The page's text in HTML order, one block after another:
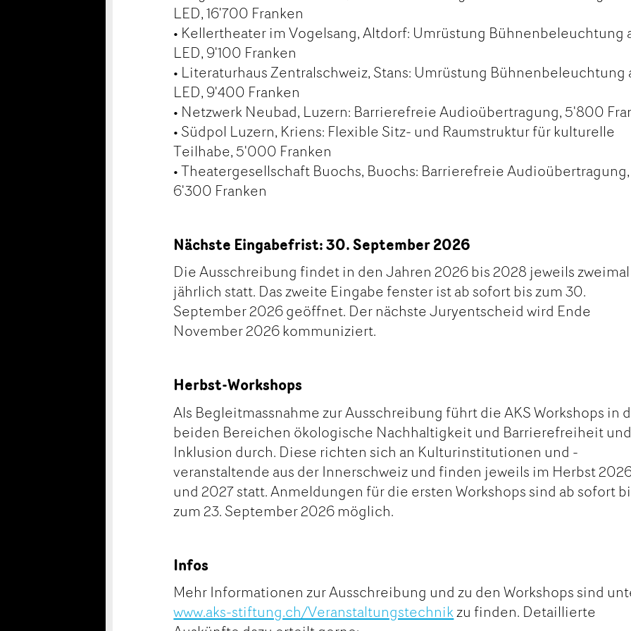
LED, 16'700 Franken
• Kellertheater im Vogelsang, Altdorf: Umrüstung Bühnenbeleuchtung
LED, 9'100 Franken
• Literaturhaus Zentralschweiz, Stans: Umrüstung Bühnenbeleuchtung
LED, 9'400 Franken
• Netzwerk Neubad, Luzern: Barrierefreie Audioübertragung, 5'800
• Südpol Luzern, Kriens: Flexible Sitz- und Raumstruktur für kulturelle
Teilhabe, 5'000 Franken
• Theatergesellschaft Buochs, Buochs: Barrierefreie Audioübertragung,
6'300 Franken
Nächste Eingabefrist: 30. September 2026
Die Ausschreibung findet in den Jahren 2026 bis 2028 jeweils zweimal
jährlich statt. Das zweite Eingabe fenster ist ab sofort bis zum 30.
September 2026 geöffnet. Der nächste Juryentscheid wird Ende
November 2026 kommuniziert.
Herbst-Workshops
Als Begleitmassnahme zur Ausschreibung führt die AKS Workshops in
beiden Bereichen ökologische Nachhaltigkeit und Barrierefreiheit und
Inklusion durch. Diese richten sich an Kulturinstitutionen und -
veranstaltende aus der Innerschweiz und finden jeweils im Herbst
und 2027 statt. Anmeldungen für die ersten Workshops sind ab sofort
zum 23. September 2026 möglich.
Infos
Mehr Informationen zur Ausschreibung und zu den Workshops sind
www.aks-stiftung.ch/Veranstaltungstechnikzu finden. Detaillierte